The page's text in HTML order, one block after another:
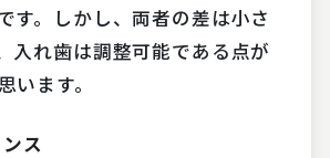
す。しかし、両者の差は小さ
入れ歯は調整可能である点が
います。
ス